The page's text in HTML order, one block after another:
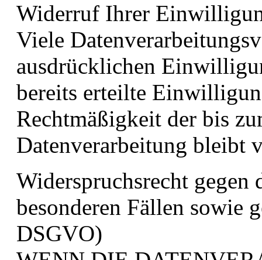
Widerruf Ihrer
Viele
ausdrücklichen
bereits erteilte
Rechtmäßigkeit der bis
Datenverarbeitung bleibt
Widerspruchsrecht gegen
besonderen Fällen sowie
DSGVO)